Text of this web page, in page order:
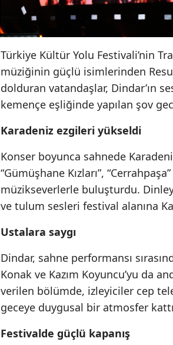
Türkiye Kültür Yolu Festivali’nin
müziğinin güçlü isimlerinden Resul
dolduran vatandaşlar, Dindar’ın
kemençe eşliğinde yapılan şov
Karadeniz ezgileri yükseldi
Konser boyunca sahnede
“Gümüşhane Kızları”,
müzikseverlerle buluşturdu.
ve tulum sesleri festival alanına
Ustalara saygı
Dindar, sahne performansı
Konak ve Kazım Koyuncu’yu da
verilen bölümde, izleyiciler cep
geceye duygusal bir atmosfer
Festivalde güçlü kapanış